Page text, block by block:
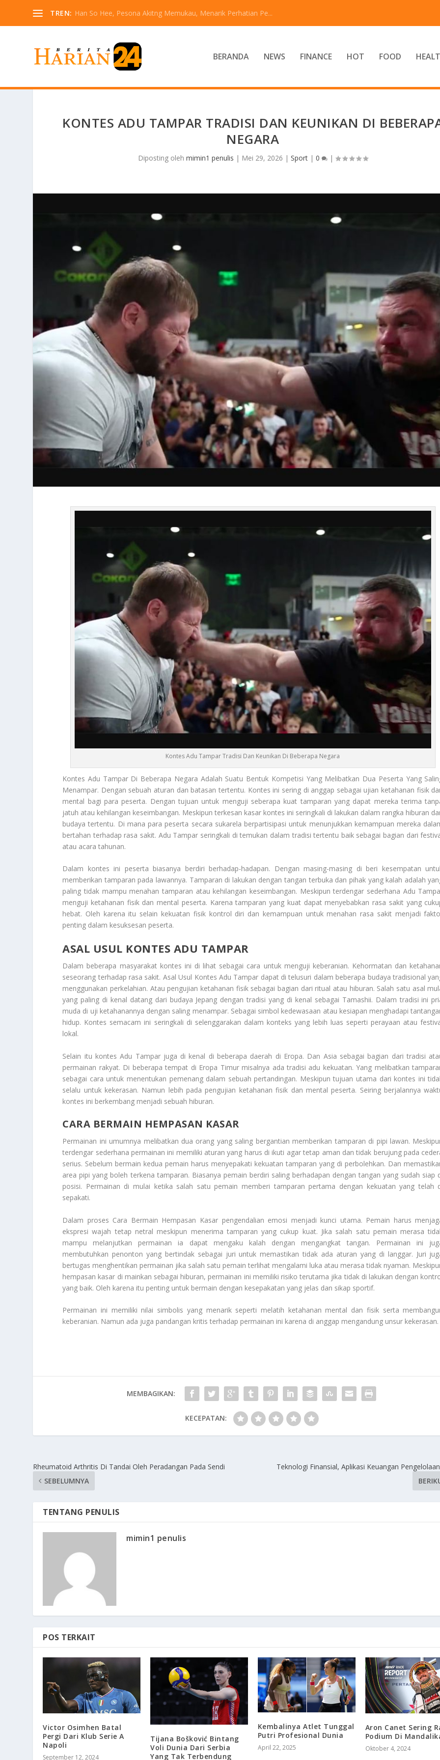
TREN: Han So Hee, Pesona Akitng Memukau, Menarik Perhatian Pe...
BERANDA NEWS FINANCE HOT FOOD
KONTES ADU TAMPAR TRADISI DAN KEUNIKAN DI
NEGARA
Diposting oleh mimin1 penulis | Mei 29, 2026 | Sport| 0 |
Kontes Adu Tampar Tradisi Dan Keunikan Di Beberapa Negara
Kontes Adu TamparDi Beberapa Negara Adalah Suatu Bentuk Kompetisi Yang Melibatkan Dua Peserta Yang
Menampar. Dengan sebuah aturan dan batasan tertentu. Kontes ini sering di anggap sebagai ujian ketahanan fisik
mental bagi para peserta. Dengan tujuan untuk menguji seberapa kuat tamparan yang dapat mereka terima
jatuh atau kehilangan keseimbangan. Meskipun terkesan kasar kontes ini seringkali di lakukan dalam rangka hiburan
budaya tertentu. Di mana para peserta secara sukarela berpartisipasi untuk menunjukkan kemampuan mereka
bertahan terhadap rasa sakit. Adu Tampar seringkali di temukan dalam tradisi tertentu baik sebagai bagian dari
atau acara tahunan.
Dalam kontes ini peserta biasanya berdiri berhadap-hadapan. Dengan masing-masing di beri kesempatan
memberikan tamparan pada lawannya. Tamparan di lakukan dengan tangan terbuka dan pihak yang kalah adalah
paling tidak mampu menahan tamparan atau kehilangan keseimbangan. Meskipun terdengar sederhana Adu
menguji ketahanan fisik dan mental peserta. Karena tamparan yang kuat dapat menyebabkan rasa sakit yang
hebat. Oleh karena itu selain kekuatan fisik kontrol diri dan kemampuan untuk menahan rasa sakit menjadi
penting dalam kesuksesan peserta.
ASAL USUL KONTES ADU TAMPAR
Dalam beberapa masyarakat kontes ini di lihat sebagai cara untuk menguji keberanian. Kehormatan dan
seseorang terhadap rasa sakit. Asal Usul Kontes Adu Tampar dapat di telusuri dalam beberapa budaya tradisional
menggunakan perkelahian. Atau pengujian ketahanan fisik sebagai bagian dari ritual atau hiburan. Salah satu asal
yang paling di kenal datang dari budaya Jepang dengan tradisi yang di kenal sebagai Tamashii. Dalam tradisi ini
muda di uji ketahanannya dengan saling menampar. Sebagai simbol kedewasaan atau kesiapan menghadapi
hidup. Kontes semacam ini seringkali di selenggarakan dalam konteks yang lebih luas seperti perayaan atau
lokal.
Selain itu kontes Adu Tampar juga di kenal di beberapa daerah di Eropa. Dan Asia sebagai bagian dari tradisi
permainan rakyat. Di beberapa tempat di Eropa Timur misalnya ada tradisi adu kekuatan. Yang melibatkan
sebagai cara untuk menentukan pemenang dalam sebuah pertandingan. Meskipun tujuan utama dari kontes ini
selalu untuk kekerasan. Namun lebih pada pengujian ketahanan fisik dan mental peserta. Seiring berjalannya
kontes ini berkembang menjadi sebuah hiburan.
CARA BERMAIN HEMPASAN KASAR
Permainan ini umumnya melibatkan dua orang yang saling bergantian memberikan tamparan di pipi lawan.
terdengar sederhana permainan ini memiliki aturan yang harus di ikuti agar tetap aman dan tidak berujung pada
serius. Sebelum bermain kedua pemain harus menyepakati kekuatan tamparan yang di perbolehkan. Dan
area pipi yang boleh terkena tamparan. Biasanya pemain berdiri saling berhadapan dengan tangan yang sudah siap
posisi. Permainan di mulai ketika salah satu pemain memberi tamparan pertama dengan kekuatan yang telah
sepakati.
Dalam proses Cara Bermain Hempasan Kasarpengendalian emosi menjadi kunci utama. Pemain harus
ekspresi wajah tetap netral meskipun menerima tamparan yang cukup kuat. Jika salah satu pemain merasa
mampu melanjutkan permainan ia dapat mengaku kalah dengan mengangkat tangan. Permainan ini
membutuhkan penonton yang bertindak sebagai juri untuk memastikan tidak ada aturan yang di langgar. Juri
bertugas menghentikan permainan jika salah satu pemain terlihat mengalami luka atau merasa tidak nyaman.
hempasan kasar di mainkan sebagai hiburan, permainan ini memiliki risiko terutama jika tidak di lakukan dengan
yang baik. Oleh karena itu penting untuk bermain dengan kesepakatan yang jelas dan sikap sportif.
Permainan ini memiliki nilai simbolis yang menarik seperti melatih ketahanan mental dan fisik serta
keberanian. Namun ada juga pandangan kritis terhadap permainan ini karena di anggap mengandung unsur kekerasan.
MEMBAGIKAN:
KECEPATAN:
Rheumatoid Arthritis Di Tandai Oleh Peradangan Pada Sendi
SEBELUMNYA
Teknologi Finansial, Aplikasi Keuangan
TENTANG PENULIS
mimin1 penulis
POS TERKAIT
Victor Osimhen Batal
Pergi Dari Klub Serie A
Napoli
September 12, 2024
Tijana Bošković Bintang
Voli Dunia Dari Serbia
Yang Tak Terbendung
Kembalinya Atlet Tunggal
Putri Profesional Dunia
April 22, 2025
Aron Canet Sering
Podium Di
Oktober 4, 2024